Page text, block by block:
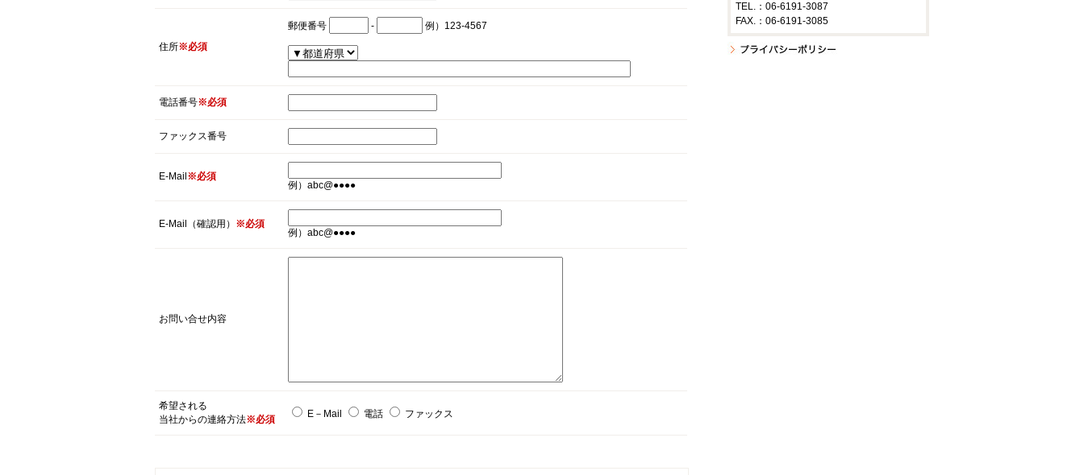
住所※必須
郵便番号 - 例）123-4567
電話番号※必須
ファックス番号
E-Mail ※必須
例）abc@●●●●
E-Mail（確認用） ※必須
例）abc@●●●●
お問い合せ内容
希望される
当社からの連絡方法※必須 E－Mail 電話 ファックス
TEL.：06-6191-3087
FAX.：06-6191-3085